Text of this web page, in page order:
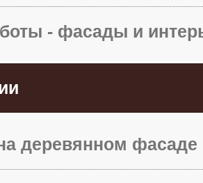
- фасады и
деревянном фасаде